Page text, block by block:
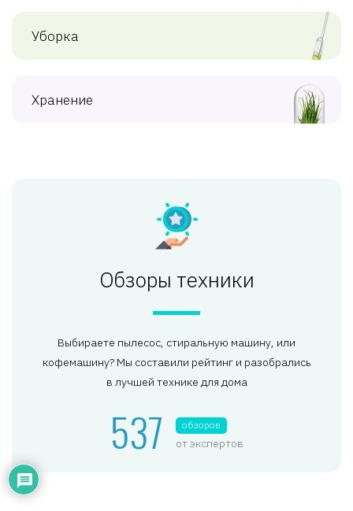
Уборка
Хранение
Обзоры техники
Выбираете пылесос, стиральную машину, или
кофемашину? Мы составили рейтинг и разобрались
в лучшей технике для дома
537 обзоров
от экспертов